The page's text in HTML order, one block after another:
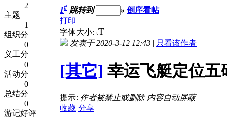
2
主题
1
组织分
0
义工分
0
活动分
0
总结分
0
游记好评
1# 跳转到 » 倒序看帖
打印
字体大小: tT
发表于 2020-3-12 12:43 | 只看该作者
[其它] 幸运飞艇定位五
提示: 作者被禁止或删除 内容自动屏蔽
收藏 分享